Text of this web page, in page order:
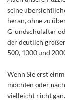
seine
heran, ohne zu
Grundschulalter
der deutlich
500, 1000 und
Wenn Sie erst
möchten oder
vielleicht nicht